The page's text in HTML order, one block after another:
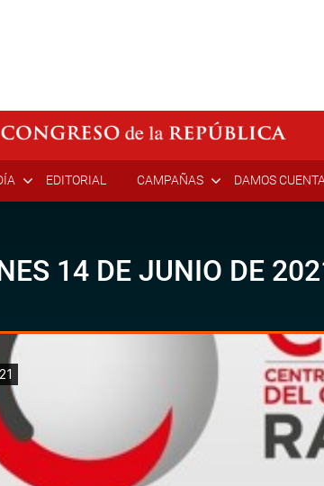
EDITORIAL CAMPAÑAS DAMOS CUENTA
14 DE JUNIO DE